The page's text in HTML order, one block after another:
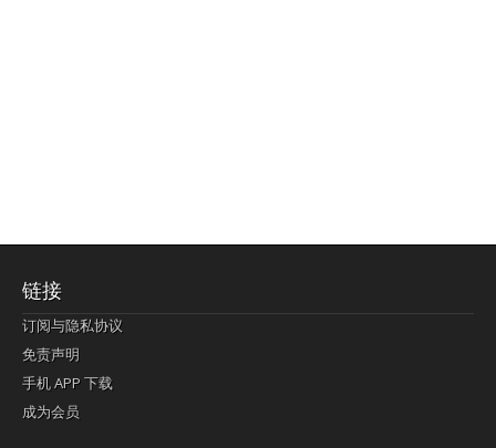
链接
订阅与隐私协议
免责声明
手机 APP 下载
成为会员